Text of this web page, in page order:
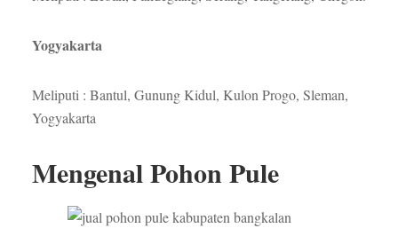
Yogyakarta
Meliputi : Bantul, Gunung Kidul, Kulon Progo, Sleman,
Yogyakarta
Mengenal Pohon Pule